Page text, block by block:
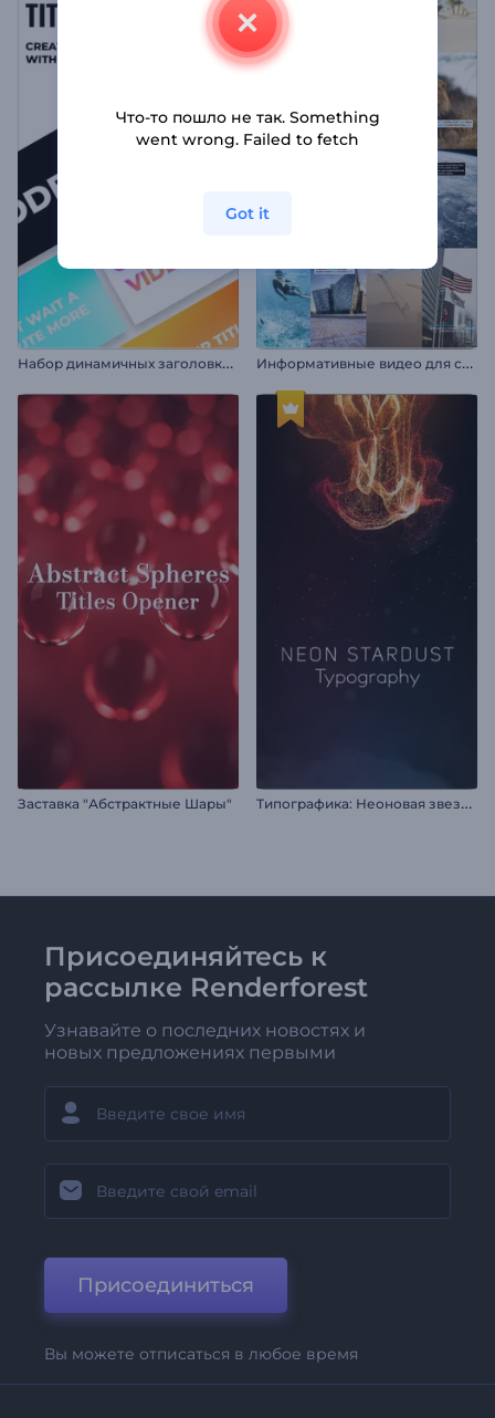
Н
абор динамичных заголовков в стиле стомп И
нформативные видео для соцсетей
Заставка "Абстрактные Шары" Т
ипографика: Неоновая звездная пыль
Присоединяйтесь к
рассылке Renderforest
Узнавайте о последних новостях и
новых предложениях первыми
Присоединиться
Вы можете отписаться в любое время
Что-то пошло не так. Something
went wrong. Failed to fetch
Got it